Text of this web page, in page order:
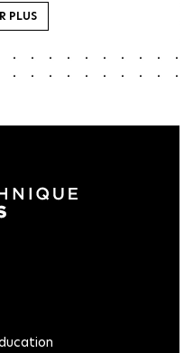
PLUS